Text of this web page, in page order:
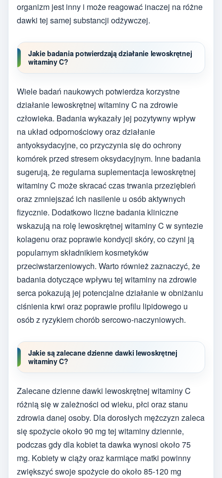
organizm jest inny i może reagować inaczej na różne
dawki tej samej substancji odżywczej.
Jakie badania potwierdzają działanie lewoskrętnej
witaminy C?
Wiele badań naukowych potwierdza korzystne
działanie lewoskrętnej witaminy C na zdrowie
człowieka. Badania wykazały jej pozytywny wpływ
na układ odpornościowy oraz działanie
antyoksydacyjne, co przyczynia się do ochrony
komórek przed stresem oksydacyjnym. Inne badania
sugerują, że regularna suplementacja lewoskrętnej
witaminy C może skracać czas trwania przeziębień
oraz zmniejszać ich nasilenie u osób aktywnych
fizycznie. Dodatkowo liczne badania kliniczne
wskazują na rolę lewoskrętnej witaminy C w syntezie
kolagenu oraz poprawie kondycji skóry, co czyni ją
popularnym składnikiem kosmetyków
przeciwstarzeniowych. Warto również zaznaczyć, że
badania dotyczące wpływu tej witaminy na zdrowie
serca pokazują jej potencjalne działanie w obniżaniu
ciśnienia krwi oraz poprawie profilu lipidowego u
osób z ryzykiem chorób sercowo-naczyniowych.
Jakie są zalecane dzienne dawki lewoskrętnej
witaminy C?
Zalecane dzienne dawki lewoskrętnej witaminy C
różnią się w zależności od wieku, płci oraz stanu
zdrowia danej osoby. Dla dorosłych mężczyzn zaleca
się spożycie około 90 mg tej witaminy dziennie,
podczas gdy dla kobiet ta dawka wynosi około 75
mg. Kobiety w ciąży oraz karmiące matki powinny
zwiększyć swoje spożycie do około 85-120 mg